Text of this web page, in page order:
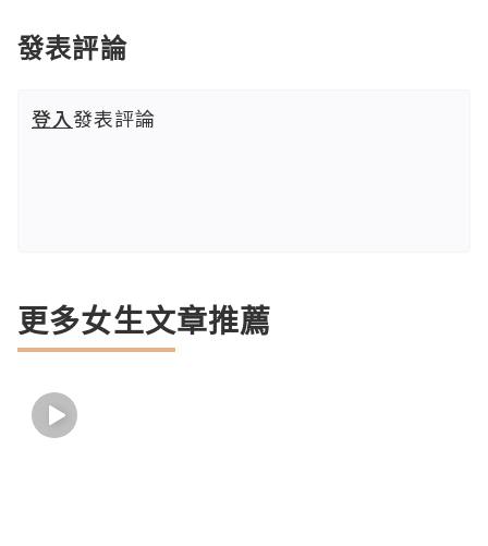
發表評論
登入發表評論
更多女生文章推薦